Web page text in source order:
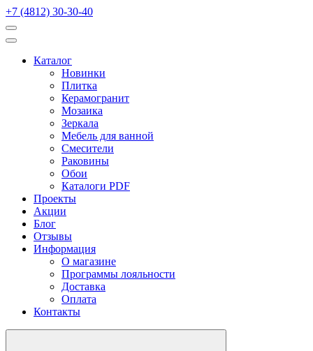
+7 (4812) 30-30-40
Каталог
Новинки
Плитка
Керамогранит
Мозаика
Зеркала
Мебель для ванной
Смесители
Раковины
Обои
Каталоги PDF
Проекты
Акции
Блог
Отзывы
Информация
О магазине
Программы лояльности
Доставка
Оплата
Контакты